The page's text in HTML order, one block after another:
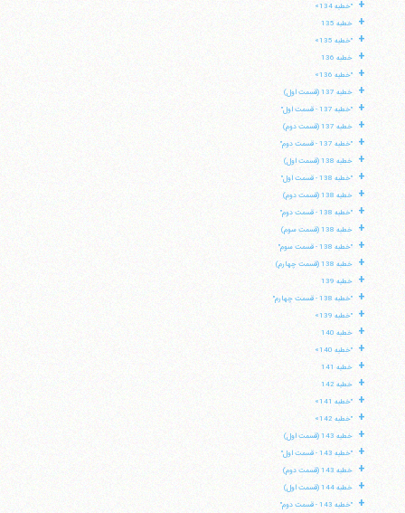
+ "خطبه 134»
+ خطبه 135
+ "خطبه 135»
+ خطبه 136
+ "خطبه 136»
+ خطبه 137 (قسمت اول)
+ "خطبه 137 - قسمت اول"
+ خطبه 137 (قسمت دوم)
+ "خطبه 137 - قسمت دوم"
+ خطبه 138 (قسمت اول)
+ "خطبه 138 - قسمت اول"
+ خطبه 138 (قسمت دوم)
+ "خطبه 138 - قسمت دوم"
+ خطبه 138 (قسمت سوم)
+ "خطبه 138 - قسمت سوم"
+ خطبه 138 (قسمت چهارم)
+ خطبه 139
+ "خطبه 138 - قسمت چهارم"
+ "خطبه 139»
+ خطبه 140
+ "خطبه 140»
+ خطبه 141
+ خطبه 142
+ "خطبه 141»
+ "خطبه 142»
+ خطبه 143 (قسمت اول)
+ "خطبه 143 - قسمت اول"
+ خطبه 143 (قسمت دوم)
+ خطبه 144 (قسمت اول)
+ "خطبه 143 - قسمت دوم"